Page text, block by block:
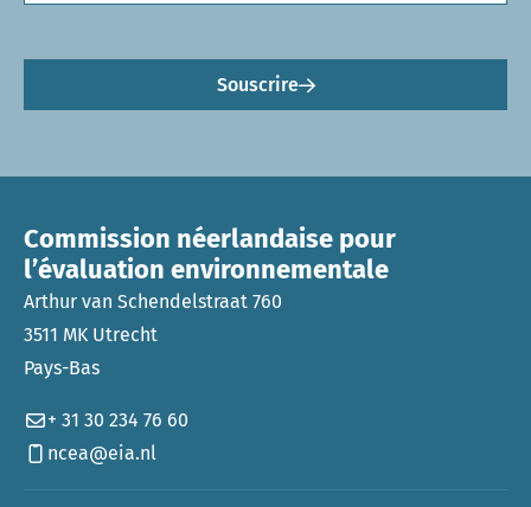
Souscrire
Commission néerlandaise pour
l’évaluation environnementale
Arthur van Schendelstraat 760
3511 MK Utrecht
Pays-Bas
+ 31 30 234 76 60
ncea@eia.nl